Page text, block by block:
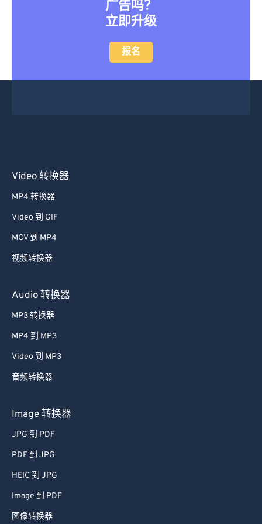
广告吗？
立即升级
报名
Video 转换器
MP4 转换器
Video 到 GIF
MOV 到 MP4
视频转换器
Audio 转换器
MP3 转换器
MP4 到 MP3
Video 到 MP3
音频转换器
Image 转换器
JPG 到 PDF
PDF 到 JPG
HEIC 到 JPG
Image 到 PDF
图像转换器